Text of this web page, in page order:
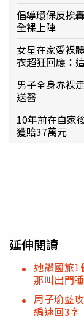
倡導環保反挨
全裸上陣
女星在家愛裸
衣超狂回應：
男子全身赤裸
送醫
10年前在自家
獲賠37萬元
延伸閱讀
她讚國旅
那叫出門
周子瑜藍
編速回3字